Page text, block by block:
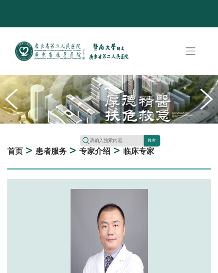
搜索
首页 > 患者服务 > 专家介绍 >临床专家